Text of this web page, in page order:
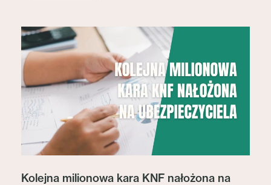
Kolejna milionowa kara KNF nałożona na